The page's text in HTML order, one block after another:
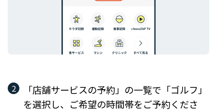
「店舗サービスの予約」の一覧で「ゴルフ」
を選択し、ご希望の時間帯をご予約くださ